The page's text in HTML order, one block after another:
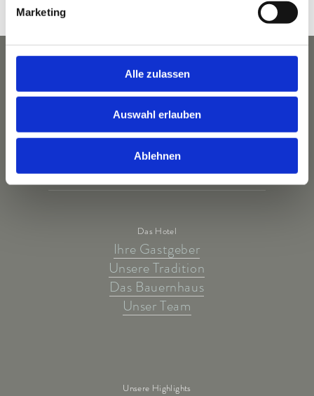
Marketing
Alle zulassen
Auswahl erlauben
Ablehnen
Das Hotel
Ihre Gastgeber
Unsere Tradition
Das Bauernhaus
Unser Team
Unsere Highlights